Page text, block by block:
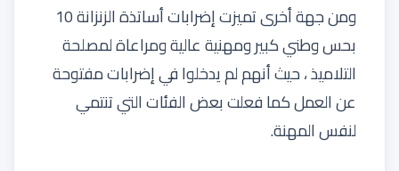
ومن جهة أخرى تميزت إضرابات أساتذة الزنزانة 10
بحس وطني كبير ومهنية عالية ومراعاة لمصلحة
التلاميذ ، حيث أنهم لم يدخلوا في إضرابات مفتوحة
عن العمل كما فعلت بعض الفئات التي تنتمي
لنفس المهنة.